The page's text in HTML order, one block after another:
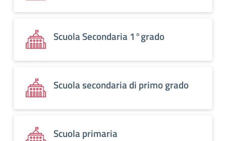
Scuola Secondaria 1°grado
Scuola secondaria di primo grado
Scuola primaria